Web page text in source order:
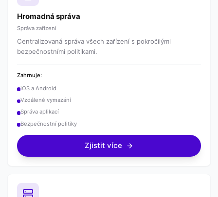
Hromadná správa
Správa zařízení
Centralizovaná správa všech zařízení s pokročilými
bezpečnostními politikami.
Zahrnuje:
iOS a Android
Vzdálené vymazání
Správa aplikací
Bezpečnostní politiky
Zjistit více